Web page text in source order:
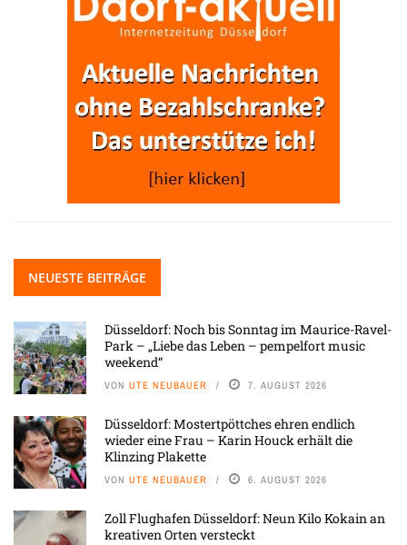
NEUESTE BEITRÄGE
Düsseldorf: Noch bis Sonntag im Maurice-Ravel-
Park – „Liebe das Leben – pempelfort music
weekend“
VON UTE NEUBAUER 7. AUGUST 2026
Düsseldorf: Mostertpöttches ehren endlich
wieder eine Frau – Karin Houck erhält die
Klinzing Plakette
VON UTE NEUBAUER 6. AUGUST 2026
Zoll Flughafen Düsseldorf: Neun Kilo Kokain an
kreativen Orten versteckt